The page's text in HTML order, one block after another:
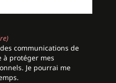
communications de
à protéger mes
Je pourrai me